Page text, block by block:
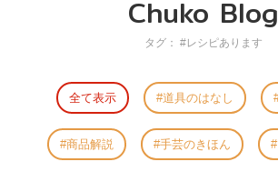
Chuko Blog
タグ： #レシピあります
全て表示 道具のはなし
商品解説 手芸のきほん